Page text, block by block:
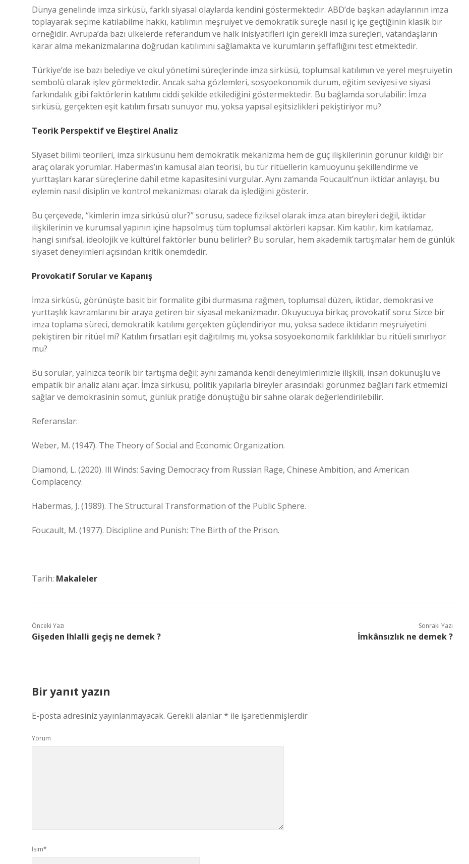
Dünya genelinde imza sirküsü, farklı siyasal olaylarda kendini göstermektedir. ABD’de başkan adaylarının imza
toplayarak seçime katılabilme hakkı, katılımın meşruiyet ve demokratik süreçle nasıl iç içe geçtiğinin klasik bir
örneğidir. Avrupa’da bazı ülkelerde referandum ve halk inisiyatifleri için gerekli imza süreçleri, vatandaşların
karar alma mekanizmalarına doğrudan katılımını sağlamakta ve kurumların şeffaflığını test etmektedir.
Türkiye’de ise bazı belediye ve okul yönetimi süreçlerinde imza sirküsü, toplumsal katılımın ve yerel meşruiyetin
sembolü olarak işlev görmektedir. Ancak saha gözlemleri, sosyoekonomik durum, eğitim seviyesi ve siyasi
farkındalık gibi faktörlerin katılımı ciddi şekilde etkilediğini göstermektedir. Bu bağlamda sorulabilir: İmza
sirküsü, gerçekten eşit katılım fırsatı sunuyor mu, yoksa yapısal eşitsizlikleri pekiştiriyor mu?
Teorik Perspektif ve Eleştirel Analiz
Siyaset bilimi teorileri, imza sirküsünü hem demokratik mekanizma hem de güç ilişkilerinin görünür kıldığı bir
araç olarak yorumlar. Habermas’ın kamusal alan teorisi, bu tür ritüellerin kamuoyunu şekillendirme ve
yurttaşları karar süreçlerine dahil etme kapasitesini vurgular. Aynı zamanda Foucault’nun iktidar anlayışı, bu
eylemin nasıl disiplin ve kontrol mekanizması olarak da işlediğini gösterir.
Bu çerçevede, “kimlerin imza sirküsü olur?” sorusu, sadece fiziksel olarak imza atan bireyleri değil, iktidar
ilişkilerinin ve kurumsal yapının içine hapsolmuş tüm toplumsal aktörleri kapsar. Kim katılır, kim katılamaz,
hangi sınıfsal, ideolojik ve kültürel faktörler bunu belirler? Bu sorular, hem akademik tartışmalar hem de günlük
siyaset deneyimleri açısından kritik önemdedir.
Provokatif Sorular ve Kapanış
İmza sirküsü, görünüşte basit bir formalite gibi durmasına rağmen, toplumsal düzen, iktidar, demokrasi ve
yurttaşlık kavramlarını bir araya getiren bir siyasal mekanizmadır. Okuyucuya birkaç provokatif soru: Sizce bir
imza toplama süreci, demokratik katılımı gerçekten güçlendiriyor mu, yoksa sadece iktidarın meşruiyetini
pekiştiren bir ritüel mi? Katılım fırsatları eşit dağıtılmış mı, yoksa sosyoekonomik farklılıklar bu ritüeli sınırlıyor
mu?
Bu sorular, yalnızca teorik bir tartışma değil; aynı zamanda kendi deneyimlerimizle ilişkili, insan dokunuşlu ve
empatik bir analiz alanı açar. İmza sirküsü, politik yapılarla bireyler arasındaki görünmez bağları fark etmemizi
sağlar ve demokrasinin somut, günlük pratiğe dönüştüğü bir sahne olarak değerlendirilebilir.
Referanslar:
Weber, M. (1947). The Theory of Social and Economic Organization.
Diamond, L. (2020). Ill Winds: Saving Democracy from Russian Rage, Chinese Ambition, and American
Complacency.
Habermas, J. (1989). The Structural Transformation of the Public Sphere.
Foucault, M. (1977). Discipline and Punish: The Birth of the Prison.
Tarih: Makaleler
Önceki Yazı
Gişeden Ihlalli geçiş ne demek ?
Sonraki Yazı
İmkânsızlık ne demek ?
Bir yanıt yazın
E-posta adresiniz yayınlanmayacak. Gerekli alanlar* ile işaretlenmişlerdir
Yorum
İsim*